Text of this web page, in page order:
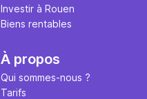
Investir à Rouen
Biens rentables
À propos
Qui sommes-nous ?
Tarifs